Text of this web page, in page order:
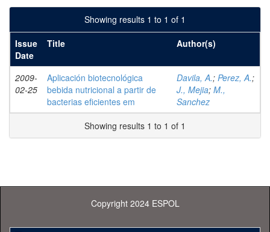
Showing results 1 to 1 of 1
Issue
Date
Title Author(s)
2009-
02-25
Aplicación biotecnológica
bebida nutricional a partir de
bacterias eficientes em
Davila, A.; Perez, A.;
J., Mejia; M.,
Sanchez
Showing results 1 to 1 of 1
Copyright 2024 ESPOL